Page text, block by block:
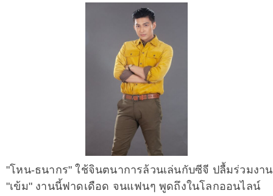
"โหน-ธนากร" ใช้จินตนาการล้วนเล่นกับซีจี ปลื้มร่วมงาน
"เข้ม" งานนี้ฟาดเดือด จนแฟนๆ พูดถึงในโลกออนไลน์